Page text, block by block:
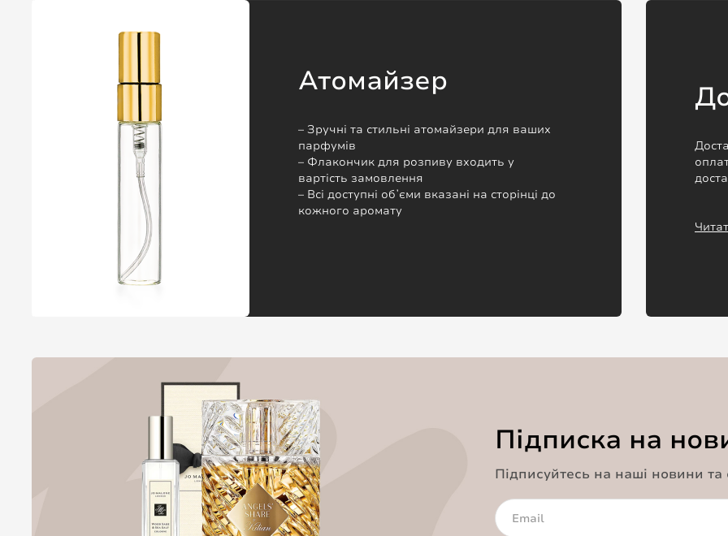
Атомайзер
– Зручні та стильні атомайзери для ваших
парфумів
– Флакончик для розпиву входить у
вартість замовлення
– Всі доступні обʼєми вказані на сторінці до
кожного аромату
Підписка на
Підписуйтесь на наші новини